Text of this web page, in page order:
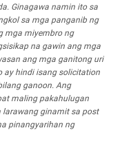
Ginagawa namin ito sa
sa mga panganib ng
mga miyembro ng
na gawin ang mga
ang mga ganitong uri
ay hindi isang solicitation
ganoon. Ang
maling pakahulugan
larawang ginamit sa post
pinangyarihan ng